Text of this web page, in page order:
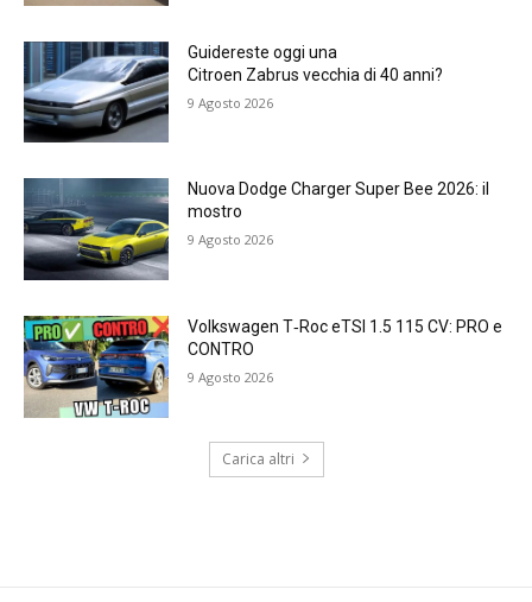
Guidereste oggi una
Citroen Zabrus vecchia di 40 anni?
9 Agosto 2026
Nuova Dodge Charger Super Bee 2026: il
mostro
9 Agosto 2026
Volkswagen T‑Roc eTSI 1.5 115 CV: PRO e
CONTRO
9 Agosto 2026
Carica altri